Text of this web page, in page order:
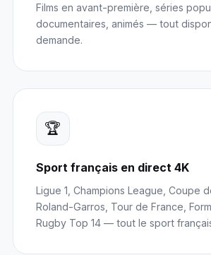
Films en avant-première, séries
documentaires, animés — tout
demande.
🏆
Sport français en direct 4K
Ligue 1, Champions League, Coupe
Roland-Garros, Tour de France,
Rugby Top 14 — tout le sport